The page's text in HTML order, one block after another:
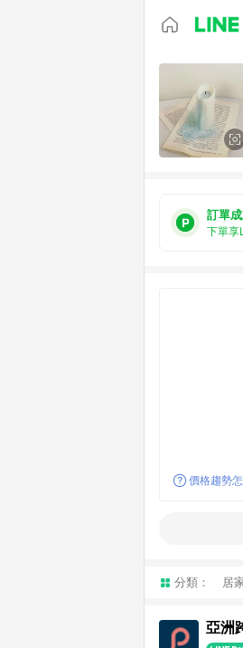
訂單
下單享
價格趨勢
分類： 居
亞洲